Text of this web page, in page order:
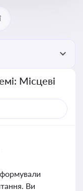
Місцеві
Ви